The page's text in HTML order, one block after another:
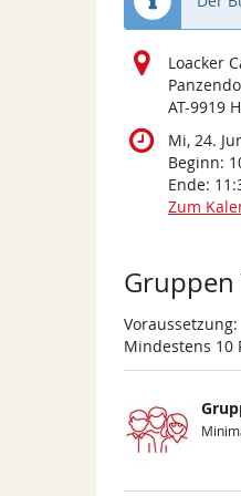
Loacker
AT-9919
Mi, 24.
Beginn:
Ende:
Zum
Gruppen
Voraussetzung:
Mindestens 10